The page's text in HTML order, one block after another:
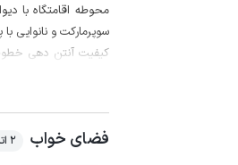
محوطه اقامتگاه با
سوپرمارکت و نانوایی با
هفت آبشار موجود در
فضای خواب 2 اتاق خواب